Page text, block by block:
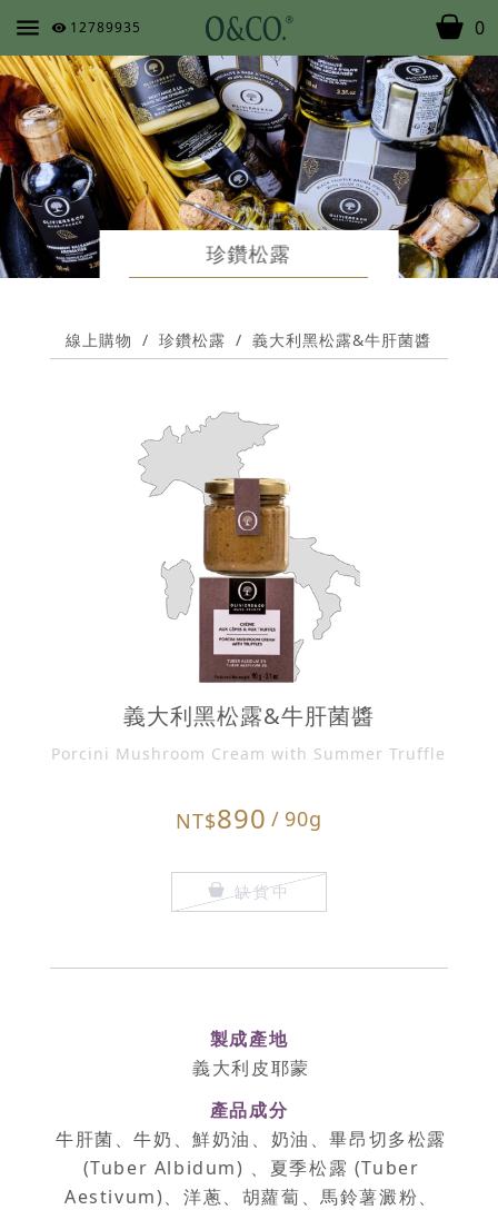
12789935 0
珍鑽松露
線上購物 / 珍鑽松露 / 義大利黑松露&牛肝菌醬
義大利黑松露&牛肝菌醬
Porcini Mushroom Cream with Summer Truffle
NT$890 / 90g
缺貨中
製成產地
義大利皮耶蒙
產品成分
牛肝菌、牛奶、鮮奶油、奶油、畢昂切多松露
(Tuber Albidum) 、夏季松露 (Tuber
Aestivum)、洋蔥、胡蘿蔔、馬鈴薯澱粉、